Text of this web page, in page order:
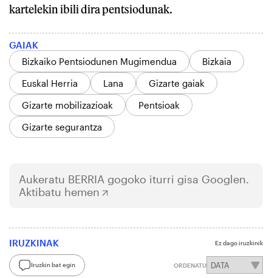
kartelekin ibili dira pentsiodunak.
GAIAK
Bizkaiko Pentsiodunen Mugimendua
Bizkaia
Euskal Herria
Lana
Gizarte gaiak
Gizarte mobilizazioak
Pentsioak
Gizarte segurantza
Aukeratu BERRIA gogoko iturri gisa Googlen.
Aktibatu hemen
IRUZKINAK Ez dago iruzkinik
Iruzkin bat egin ORDENATU